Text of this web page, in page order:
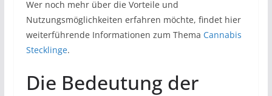
Wer noch mehr über die Vorteile und
Nutzungsmöglichkeiten erfahren möchte, findet hier
weiterführende Informationen zum Thema Cannabis
Stecklinge.
Die Bedeutung der